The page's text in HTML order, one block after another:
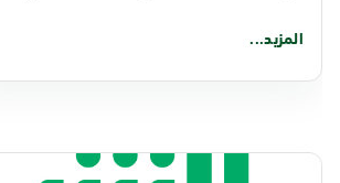
المزيد...